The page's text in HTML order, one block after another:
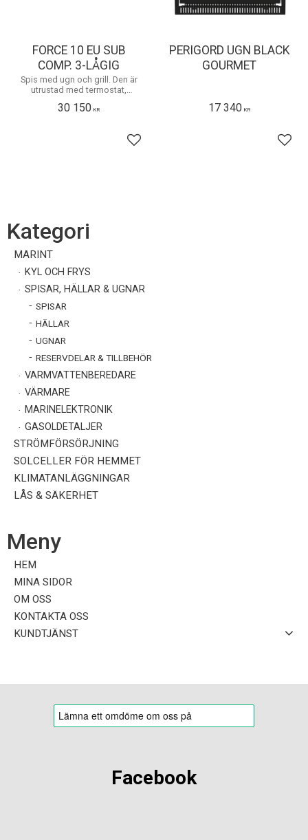
FORCE 10 EU SUB
COMP. 3-LÅGIG
​Spis med ugn och grill. Den är
utrustad med termostat,
ugnslucka som glider in under
30 150 KR
Lägg till i favoriter
PERIGORD UGN BLACK
GOURMET
17 340 KR
Kategori
MARINT
KYL OCH FRYS
SPISAR, HÄLLAR & UGNAR
SPISAR
HÄLLAR
UGNAR
RESERVDELAR & TILLBEHÖR
VARMVATTENBEREDARE
VÄRMARE
MARINELEKTRONIK
GASOLDETALJER
STRÖMFÖRSÖRJNING
SOLCELLER FÖR HEMMET
KLIMATANLÄGGNINGAR
LÅS & SÄKERHET
Meny
HEM
MINA SIDOR
OM OSS
KONTAKTA OSS
KUNDTJÄNST
Facebook